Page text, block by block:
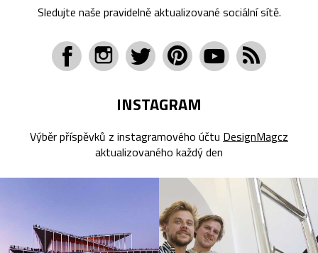
Sledujte naše pravidelně aktualizované sociální sítě.
INSTAGRAM
Výběr příspěvků z instagramového účtu DesignMagcz
aktualizovaného každý den